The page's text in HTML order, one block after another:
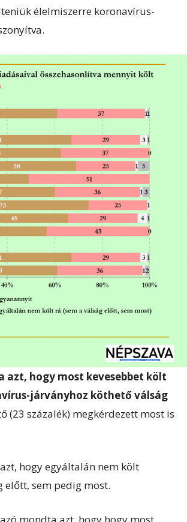
élelmiszerre koronavírus-
azt, hogy most kevesebbet költ
járványhoz köthető válság
(23 százalék) megkérdezett most is
hogy egyáltalán nem költ
előtt, sem pedig most.
mondta azt, hogy hogy most